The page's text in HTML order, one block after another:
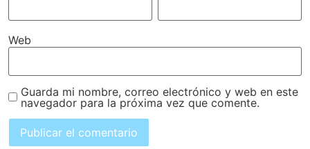
Web
Guarda mi nombre, correo electrónico y web en este
navegador para la próxima vez que comente.